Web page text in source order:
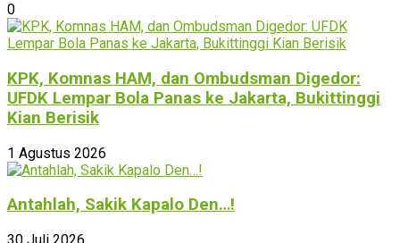
0
KPK, Komnas HAM, dan Ombudsman Digedor:
UFDK Lempar Bola Panas ke Jakarta, Bukittinggi
Kian Berisik
1 Agustus 2026
Antahlah, Sakik Kapalo Den…!